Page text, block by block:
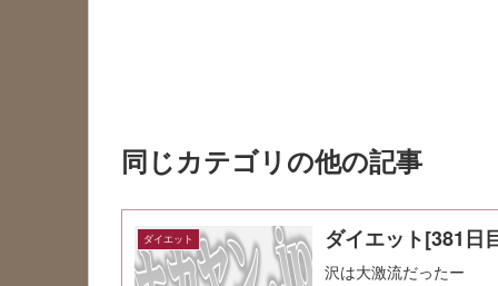
同じカテゴリの他の記事
ダイエット ダイエット[381日
沢は大激流だったー